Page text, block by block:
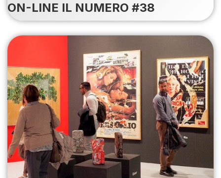
ON-LINE IL NUMERO #38